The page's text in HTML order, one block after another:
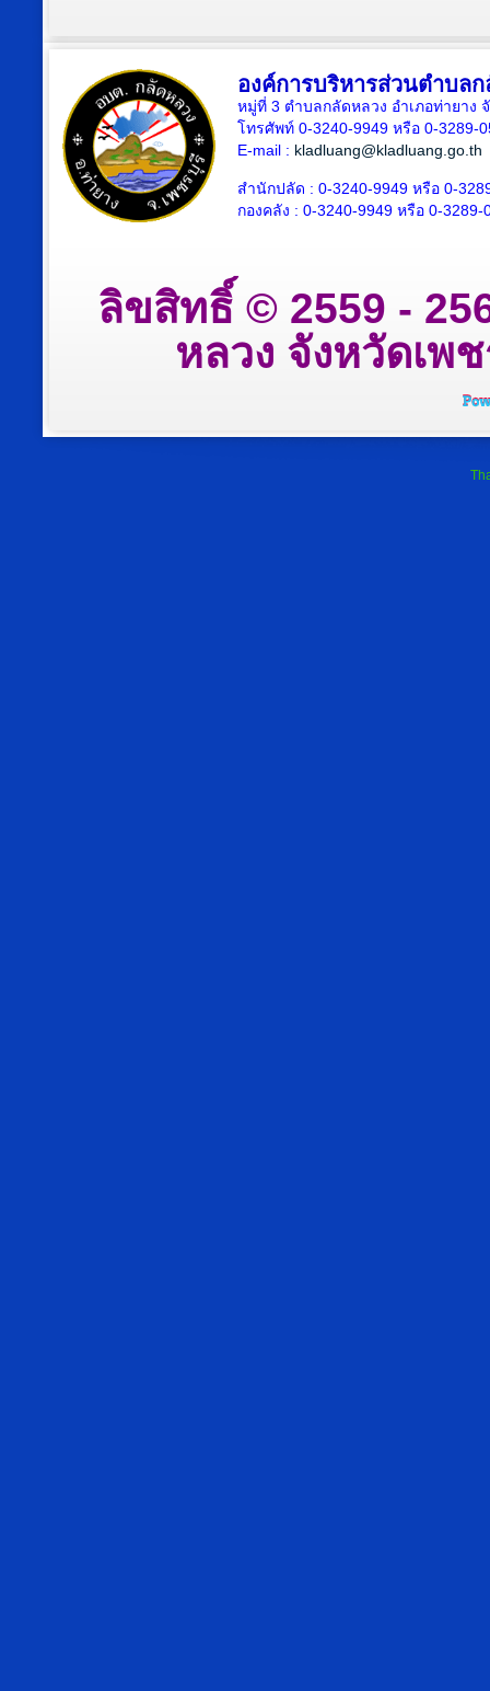
องค์การบริหารส่วนตำบลก
หมู่ที่ 3 ตำบลกลัดหลวง อำเภอท่ายาง
โทรศัพท์ 0-3240-9949 หรือ 0-3289-
E-mail : kladluang@kladluang.go.th
สำนักปลัด : 0-3240-9949 หรือ 0-
กองคลัง : 0-3240-9949 หรือ 0-3289-
ลิขสิทธิ์ © 2559 -
หลวง จังหวัดเพ